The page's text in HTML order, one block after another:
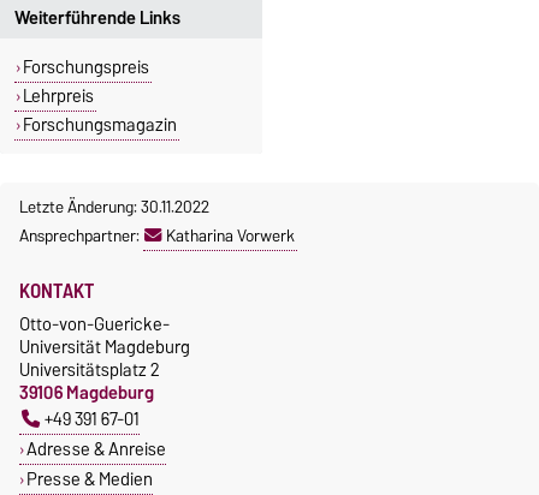
Weiterführende Links
Forschungspreis
Lehrpreis
Forschungsmagazin
Letzte Änderung: 30.11.2022
Ansprechpartner:
Katharina Vorwerk
KONTAKT
Otto-von-Guericke-
Universität Magdeburg
Universitätsplatz 2
39106 Magdeburg
+49 391 67-01
Adresse & Anreise
Presse & Medien